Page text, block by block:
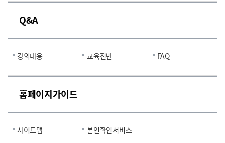
Q&A
강의내용 교육전반 FAQ
홈페이지가이드
사이트맵 본인확인서비스